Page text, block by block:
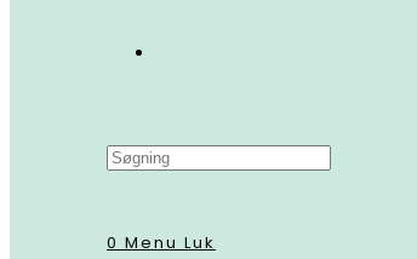
Search
this
0 Menu Luk